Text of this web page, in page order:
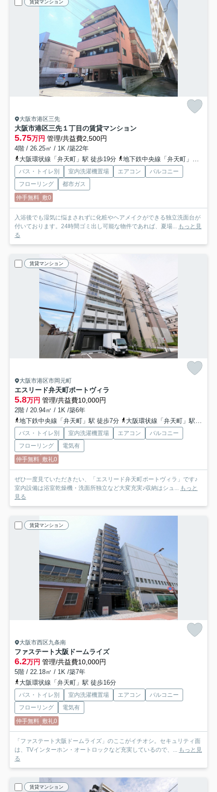
賃貸マンション
大阪市港区三先
大阪市港区三先１丁目の賃貸マンション
5.75万円 管理/共益費2,500円
4階 / 26.25㎡ / 1K /築22年
大阪環状線「弁天町」駅 徒歩19分
地下鉄中央線「弁天町」駅 徒歩20分
バス・トイレ別 室内洗濯機置場 エアコン
バルコニー
フローリング
都市ガス
仲手無料 敷0
入浴後でも湿気に悩まされずに化粧やヘアメイクができる独立洗面台が
付いております。24時間ゴミ出し可能な物件であれば、夏場... もっと見
る
賃貸マンション
大阪市港区市岡元町
エスリード弁天町ポートヴィラ
5.8万円 管理/共益費10,000円
2階 / 20.94㎡ / 1K /築6年
地下鉄中央線「弁天町」駅 徒歩7分
大阪環状線「弁天町」駅 徒歩8分
バス・トイレ別 室内洗濯機置場 エアコン
バルコニー
フローリング
電気有
仲手無料 敷礼0
ぜひ一度見ていただきたい、「エスリード弁天町ポートヴィラ」です♪
室内設備は浴室乾燥機・洗面所独立など大変充実♪収納はシュ... もっと
見る
賃貸マンション
大阪市西区九条南
ファステート大阪ドームライズ
6.2万円 管理/共益費10,000円
5階 / 22.18㎡ / 1K /築7年
大阪環状線「弁天町」駅 徒歩16分
バス・トイレ別 室内洗濯機置場 エアコン
バルコニー
フローリング
電気有
仲手無料 敷礼0
「ファステート大阪ドームライズ」のここがイチオシ。セキュリティ面
は、TVインターホン・オートロックなど充実しているので、... もっと見
る
賃貸マンション